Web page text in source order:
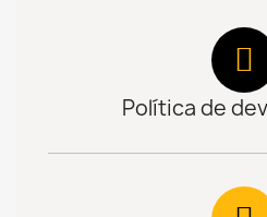
Política de